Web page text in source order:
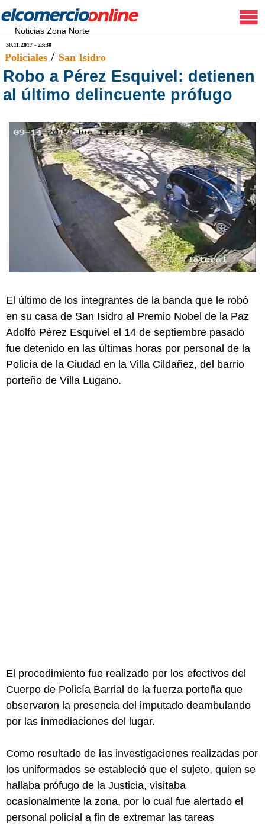
Noticias Zona Norte
30.11.2017 - 23:30
Policiales / San Isidro
Robo a Pérez Esquivel: detienen
al último delincuente prófugo
El último de los integrantes de la banda que le robó
en su casa de San Isidro al Premio Nobel de la Paz
Adolfo Pérez Esquivel el 14 de septiembre pasado
fue detenido en las últimas horas por personal de la
Policía de la Ciudad en la Villa Cildañez, del barrio
porteño de Villa Lugano.
El procedimiento fue realizado por los efectivos del
Cuerpo de Policía Barrial de la fuerza porteña que
observaron la presencia del imputado deambulando
por las inmediaciones del lugar.
Como resultado de las investigaciones realizadas por
los uniformados se estableció que el sujeto, quien se
hallaba prófugo de la Justicia, visitaba
ocasionalmente la zona, por lo cual fue alertado el
personal policial a fin de extremar las tareas